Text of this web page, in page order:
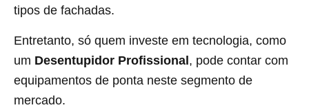
tipos de fachadas.
Entretanto, só quem investe em tecnologia, como
um Desentupidor Profissional, pode contar com
equipamentos de ponta neste segmento de
mercado.